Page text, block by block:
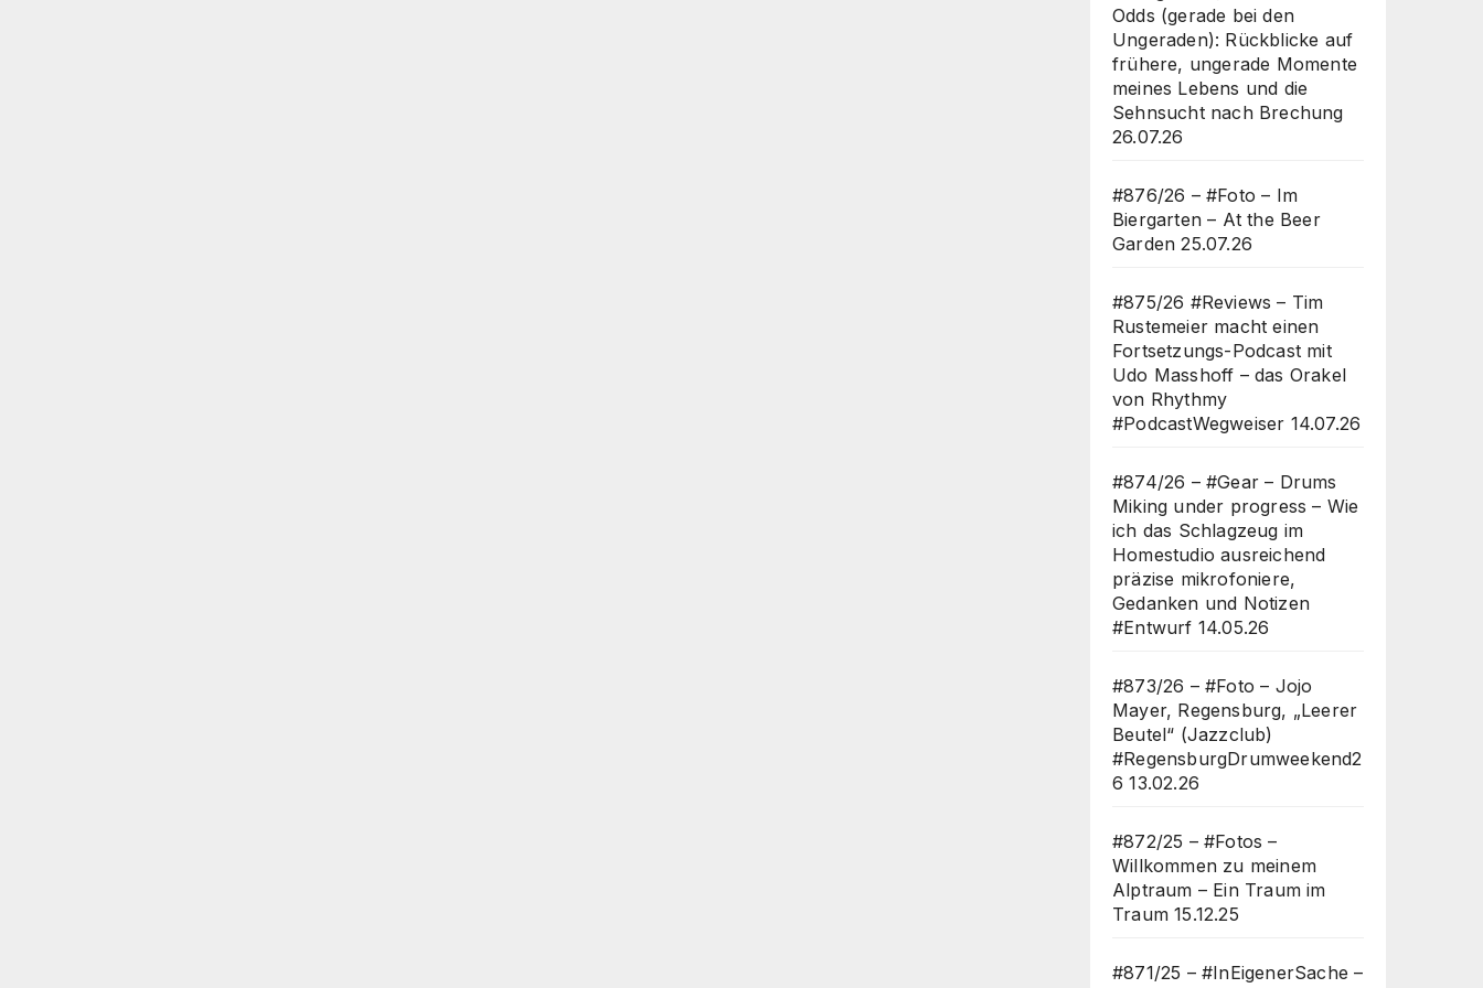
Odds (gerade bei den
Ungeraden): Rückblicke auf
frühere, ungerade Momente
meines Lebens und die
Sehnsucht nach Brechung
26.07.26
#876/26 – #Foto – Im
Biergarten – At the Beer
Garden 25.07.26
#875/26 #Reviews – Tim
Rustemeier macht einen
Fortsetzungs-Podcast mit
Udo Masshoff – das Orakel
von Rhythmy
#PodcastWegweiser 14.07.26
#874/26 – #Gear – Drums
Miking under progress – Wie
ich das Schlagzeug im
Homestudio ausreichend
präzise mikrofoniere,
Gedanken und Notizen
#Entwurf 14.05.26
#873/26 – #Foto – Jojo
Mayer, Regensburg, „Leerer
Beutel“ (Jazzclub)
#RegensburgDrumweekend2
6 13.02.26
#872/25 – #Fotos –
Willkommen zu meinem
Alptraum – Ein Traum im
Traum 15.12.25
#871/25 – #InEigenerSache –